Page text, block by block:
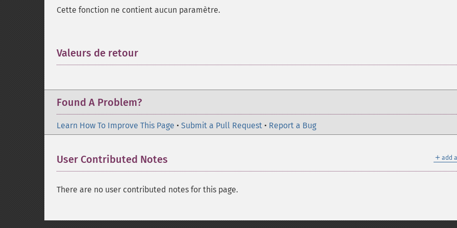
Cette fonction ne contient aucun paramètre.
Valeurs de retour
Found A Problem?
Learn How To Improve This Page • Submit a Pull Request • Report a Bug
＋ add
User Contributed Notes
There are no user contributed notes for this page.